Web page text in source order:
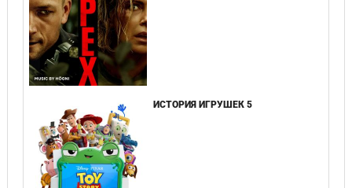
ИСТОРИЯ ИГРУШЕК 5